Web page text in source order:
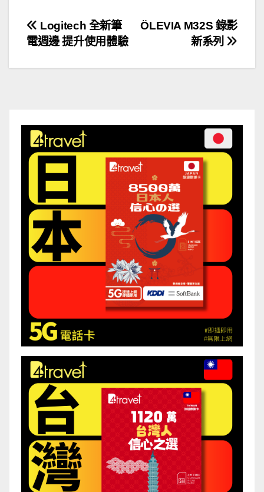
文
章
ÖLEVIA M32S 錄影
新系列
Logitech 全新筆
電週邊 提升使用體驗